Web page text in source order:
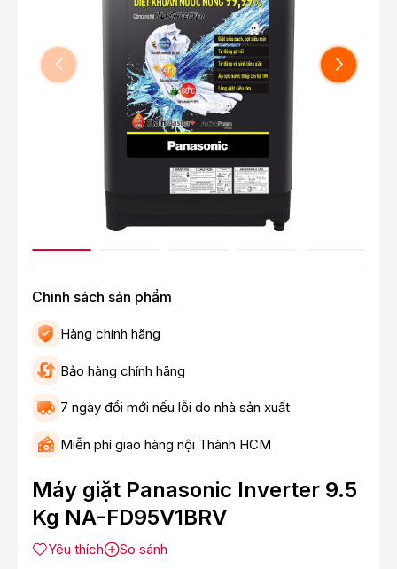
Chinh sách sản phẩm
Hàng chính hãng
Bảo hàng chính hãng
7 ngày đổi mới nếu lỗi do nhà sản xuất
Miễn phí giao hàng nội Thành HCM
Máy giặt Panasonic Inverter 9.5
Kg NA-FD95V1BRV
Yêu thích
So sánh